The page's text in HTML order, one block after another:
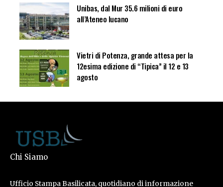
Unibas, dal Mur 35.6 milioni di euro
all’Ateneo lucano
Vietri di Potenza, grande attesa per la
12esima edizione di “Tipica” il 12 e 13
agosto
Chi Siamo
Ufficio Stampa Basilicata, quotidiano di informazione